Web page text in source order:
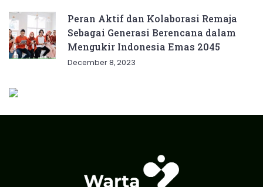
Peran Aktif dan Kolaborasi Remaja
Sebagai Generasi Berencana dalam
Mengukir Indonesia Emas 2045
December 8, 2023